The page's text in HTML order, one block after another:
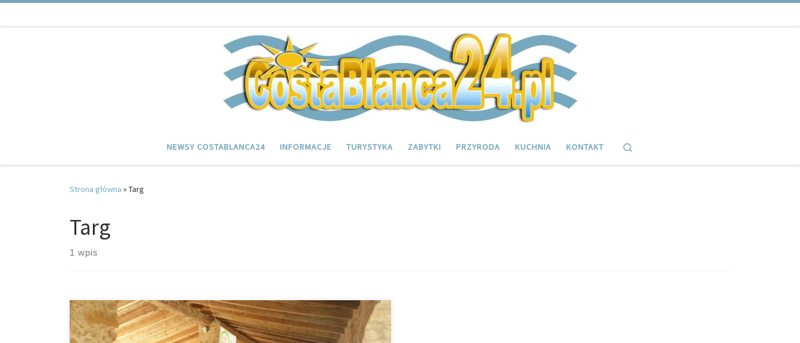
NEWSY COSTABLANCA24 INFORMACJE TURYSTYKA ZABYTKI PRZYRODA KUCHNIA KONTAKT
Strona główna »Targ
Targ
1 wpis